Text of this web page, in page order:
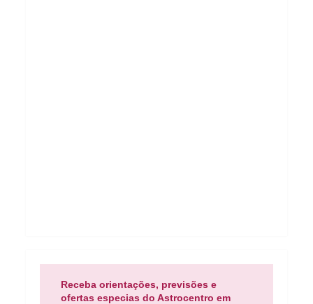
Receba orientações, previsões e
ofertas especias do Astrocentro em